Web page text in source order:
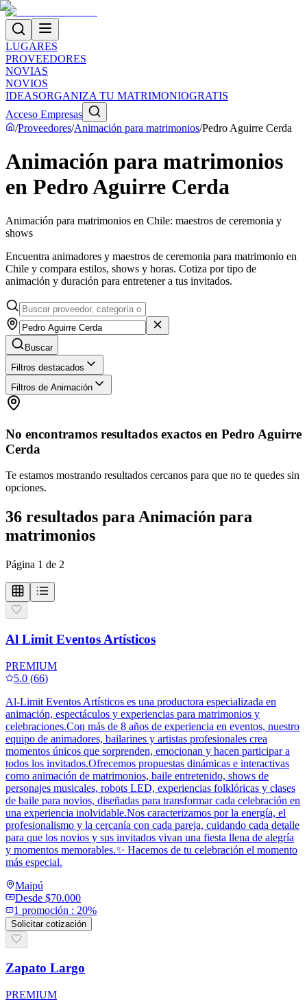
LUGARES
PROVEEDORES
NOVIAS
NOVIOS
IDEASORGANIZA TU MATRIMONIOGRATIS
Acceso Empresas
/Proveedores/Animación para matrimonios/Pedro Aguirre Cerda
Animación para matrimonios
en Pedro Aguirre Cerda
Animación para matrimonios en Chile: maestros de ceremonia y
shows
Encuentra animadores y maestros de ceremonia para matrimonio en
Chile y compara estilos, shows y horas. Cotiza por tipo de
animación y duración para entretener a tus invitados.
Buscar
Filtros destacados
Filtros de Animación
No encontramos resultados exactos en Pedro Aguirre
Cerda
Te estamos mostrando resultados cercanos para que no te quedes sin
opciones.
36 resultados paraAnimación para
matrimonios
Página 1 de 2
Al Limit Eventos Artísticos
PREMIUM
5.0 (66)
Al-Limit Eventos Artísticos es una productora especializada en
animación, espectáculos y experiencias para matrimonios y
celebraciones.Con más de 8 años de experiencia en eventos, nuestro
equipo de animadores, bailarines y artistas profesionales crea
momentos únicos que sorprenden, emocionan y hacen participar a
todos los invitados.Ofrecemos propuestas dinámicas e interactivas
como animación de matrimonios, baile entretenido, shows de
personajes musicales, robots LED, experiencias folklóricas y clases
de baile para novios, diseñadas para transformar cada celebración en
una experiencia inolvidable.Nos caracterizamos por la energía, el
profesionalismo y la cercanía con cada pareja, cuidando cada detalle
para que los novios y sus invitados vivan una fiesta llena de alegría
y momentos memorables.✨ Hacemos de tu celebración el momento
más especial.
Maipú
Desde $70.000
1 promoción : 20%
Solicitar cotización
Zapato Largo
PREMIUM